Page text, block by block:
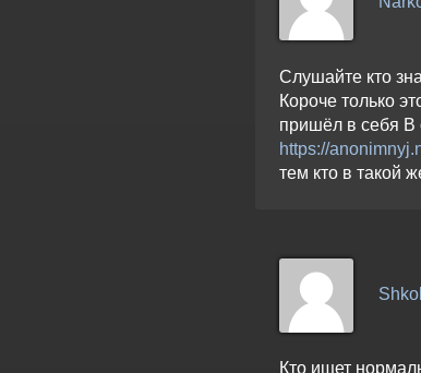
Слушайте кто
Короче только
пришёл в себя В
https://
тем кто в такой
Кто ищет